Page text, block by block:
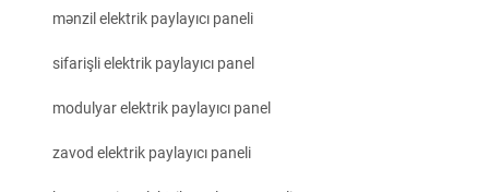
mənzil elektrik paylayıcı paneli
sifarişli elektrik paylayıcı panel
modulyar elektrik paylayıcı panel
zavod elektrik paylayıcı paneli